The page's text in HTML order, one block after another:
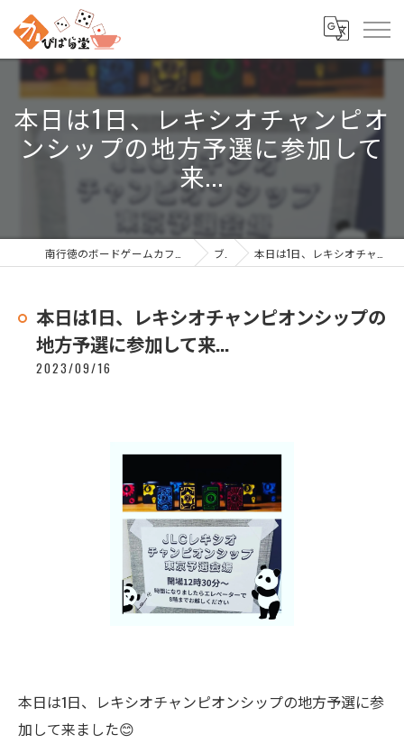
本日は1日、レキシオチャンピオ
ンシップの地方予選に参加して
来...
ブログ 本日は1日、レキシオチャンピオンシップの地方予選に参加して来...
本日は1日、レキシオチャンピオンシップの
地方予選に参加して来...
2023/09/16
本日は1日、レキシオチャンピオンシップの地方予選に参
加して来ました😊